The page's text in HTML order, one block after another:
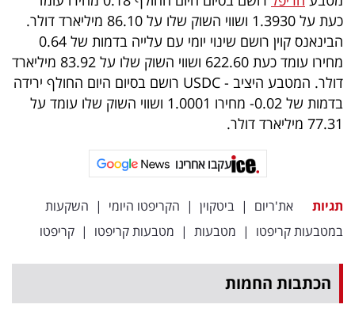
פרסמו
באייס
עקבו
אחרינו:
כעת על 1.3930 ושווי השוק שלו על 86.10 מיליארד דולר.
הבינאנס קוין רושם שינוי יומי עם עלייה בדמות של 0.64
מחירו עומד כעת 622.60 ושווי השוק שלו על 83.92 מיליארד
דולר. המטבע היציב - USDC רושם בסיום היום החולף ירידה
בדמות של 0.02- מחירו 1.0001 ושווי השוק שלו עומד על
77.31 מיליארד דולר.
עקבו אחרינו
תגיות את'ריום | ביטקוין | הקריפטו היומי | השקעות
במטבעות קריפטו | מטבעות | מטבעות קריפטו | קריפטו
הכתבות החמות